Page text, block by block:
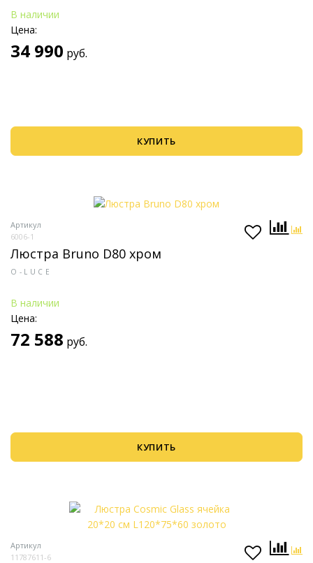
В наличии
Цена:
34 990 руб.
КУПИТЬ
Артикул
6006-1
Люстра Bruno D80 хром
O-LUCE
В наличии
Цена:
72 588 руб.
КУПИТЬ
Артикул
11787611-6